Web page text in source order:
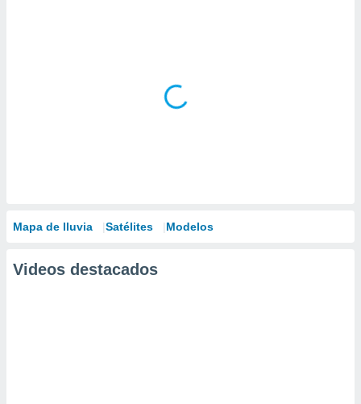
Mapa de lluvia Satélites Modelos
Videos destacados